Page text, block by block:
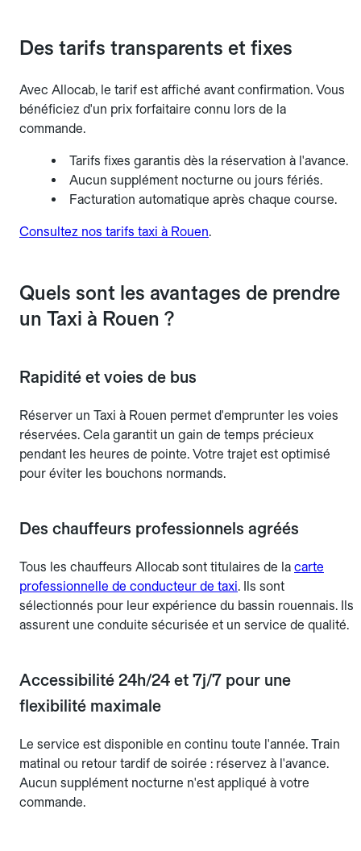
Des tarifs transparents et fixes
Avec Allocab, le tarif est affiché avant confirmation. Vous
bénéficiez d'un prix forfaitaire connu lors de la
commande.
Tarifs fixes garantis dès la réservation à l'avance.
Aucun supplément nocturne ou jours fériés.
Facturation automatique après chaque course.
Consultez nos tarifs taxi à Rouen.
Quels sont les avantages de prendre
un Taxi à Rouen ?
Rapidité et voies de bus
Réserver un Taxi à Rouen permet d'emprunter les voies
réservées. Cela garantit un gain de temps précieux
pendant les heures de pointe. Votre trajet est optimisé
pour éviter les bouchons normands.
Des chauffeurs professionnels agréés
Tous les chauffeurs Allocab sont titulaires de la carte
professionnelle de conducteur de taxi. Ils sont
sélectionnés pour leur expérience du bassin rouennais. Ils
assurent une conduite sécurisée et un service de qualité.
Accessibilité 24h/24 et 7j/7 pour une
flexibilité maximale
Le service est disponible en continu toute l'année. Train
matinal ou retour tardif de soirée : réservez à l'avance.
Aucun supplément nocturne n'est appliqué à votre
commande.